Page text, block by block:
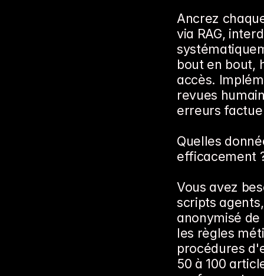
Ancrez
via RAG,
bout en bout,
accès.
revues
erreurs
Quelles
efficacement
Vous avez
scripts
anonymisé
les règles
procédures
50 à 100